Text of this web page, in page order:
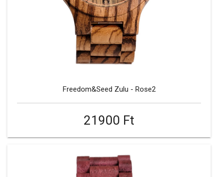
Freedom&Seed Zulu - Rose2
21900 Ft